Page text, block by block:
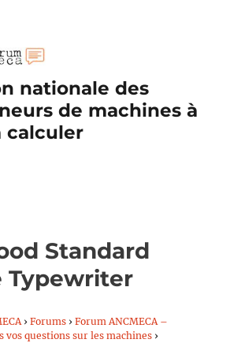
nationale des
de machines à
calculer
Standard
Typewriter
› Forums › Forum ANCMECA –
vos questions sur les machines ›